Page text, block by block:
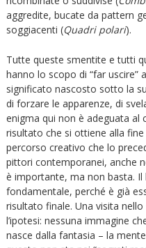
aggredite, bucate da pattern
soggiacenti (Quadri polari).
Tutte queste smentite e tutti
hanno lo scopo di “far uscire”
significato nascosto sotto la
di forzare le apparenze, di
enigma qui non è adeguata al
risultato che si ottiene alla
percorso creativo che lo
pittori contemporanei, anche
è importante, ma non basta.
fondamentale, perché è già
risultato finale. Una visita
l’ipotesi: nessuna immagine
nasce dalla fantasia – la